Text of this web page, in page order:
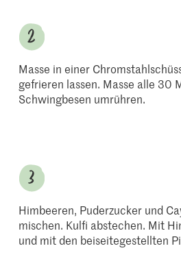
Masse in einer
gefrieren lassen. Masse alle 30
Schwingbesen umrühren.
Himbeeren, Puderzucker und
mischen. Kulfi abstechen. Mit
und mit den beiseitegestellten